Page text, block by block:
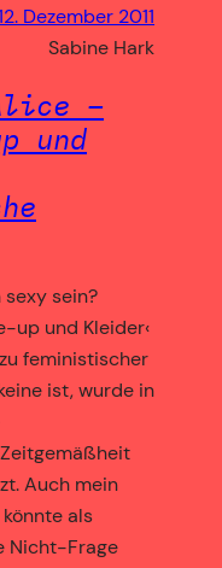
Dezember 2011
Sabine Hark
–
und
sein?
up und Kleider‹
feministischer
ist, wurde in
Auch mein
als
Nicht-Frage